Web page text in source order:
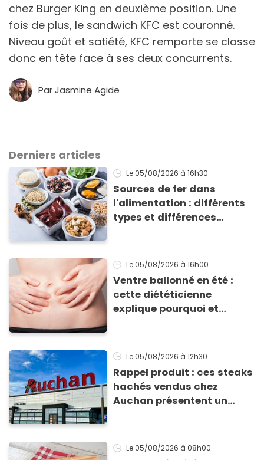
chez Burger King en deuxième position. Une
fois de plus, le sandwich KFC est couronné.
Niveau goût et satiété, KFC remporte se classe
donc en tête face à ses deux concurrents.
ParJasmine Agide
Derniers articles
Le 05/08/2026 à 16h30
Sources de fer dans
l'alimentation : différents
types et différences
Le 05/08/2026 à 16h00
Ventre ballonné en été :
cette diététicienne
explique pourquoi et
Le 05/08/2026 à 12h30
Rappel produit : ces steaks
hachés vendus chez
Auchan présentent un
Le 05/08/2026 à 08h00